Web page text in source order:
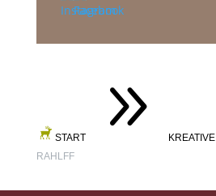
START 9 KREATIVE
RAHLFF